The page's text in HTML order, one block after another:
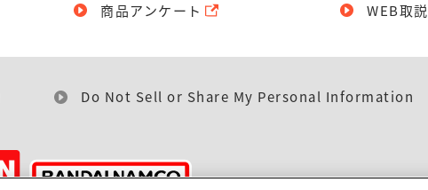
商品アンケート
WEB取説
Do Not Sell or Share My Personal Information